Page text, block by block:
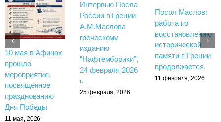
10 мая в Афинах
прошло
мероприятие,
посвященное
празднованию
Дня Победы
11 мая, 2026
Интервью Посла
России в Греции
А.М.Маслова
греческому
изданию
“Нафтемборики”,
24 февраля 2026
г.
25 февраля, 2026
Посол Маслов:
работа по
восстановлению
исторической
памяти в Греции
продолжается.
11 февраля, 2026